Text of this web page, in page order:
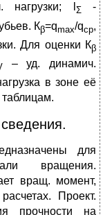
l Σ-
Кβ=qmax/qср,
Для оценки Кβ
– уд. динамич.
в зоне её
для
вращения.
вращ. момент,
Проект.
прочности на